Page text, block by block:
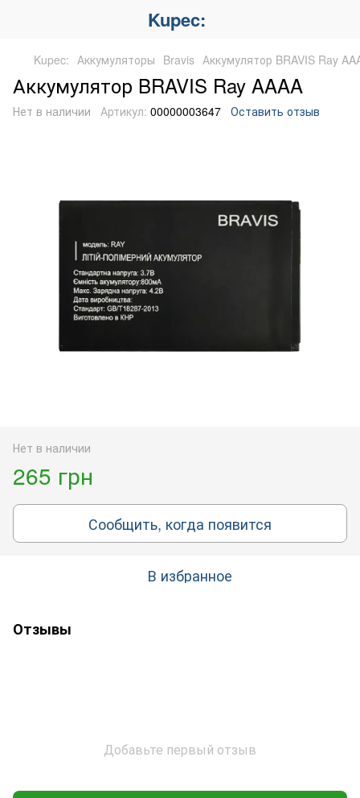
Kupec:
Kupec: Аккумуляторы Bravis Аккумулятор BRAVIS Ray
Аккумулятор BRAVIS Ray AAAA
Нет в наличии Артикул: 00000003647 Оставить отзыв
Нет в наличии
265 грн
Сообщить, когда появится
В избранное
Отзывы
Добавьте первый отзыв